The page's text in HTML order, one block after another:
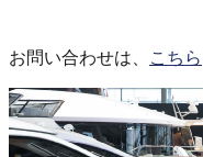
お問い合わせは、 こちら